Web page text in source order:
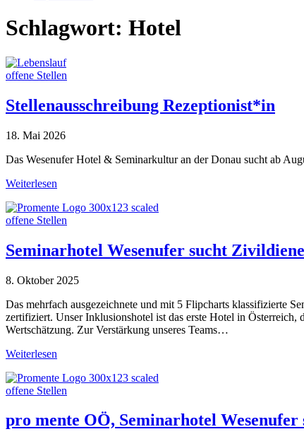
Schlagwort: Hotel
offene Stellen
Stellenausschreibung Rezeptionist*in
18. Mai 2026
Das Wesenufer Hotel & Seminarkultur an der Donau sucht ab
Weiterlesen
offene Stellen
Seminarhotel Wesenufer sucht
8. Oktober 2025
Das mehrfach ausgezeichnete und mit 5 Flipcharts klassifizierte
zertifiziert. Unser Inklusionshotel ist das erste Hotel in Österreich,
Wertschätzung. Zur Verstärkung unseres Teams…
Weiterlesen
offene Stellen
pro mente OÖ, Seminarhotel